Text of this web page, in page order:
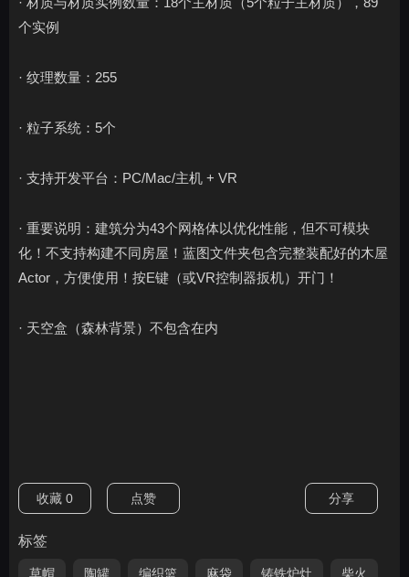
个实例
· 纹理数量：255
· 粒子系统：5个
· 支持开发平台：PC/Mac/主机 + VR
· 重要说明：建筑分为43个网格体以优化性能，但不可模块
化！不支持构建不同房屋！蓝图文件夹包含完整装配好的木屋
Actor，方便使用！按E键（或VR控制器扳机）开门！
· 天空盒（森林背景）不包含在内
收藏 0 点赞 分享
标签
草帽 陶罐 编织篮 麻袋 铸铁炉灶 柴火